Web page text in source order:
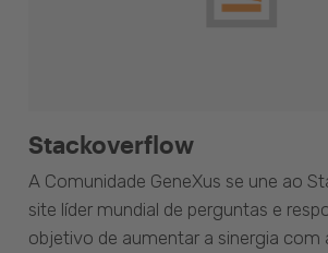
Stackoverflow
A Comunidade GeneXus se une ao
site líder mundial de perguntas e
objetivo de aumentar a sinergia com